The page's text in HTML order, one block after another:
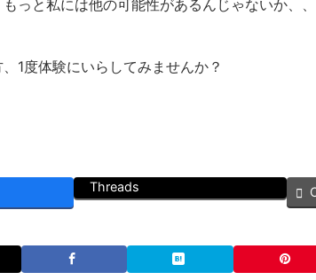
っと私には他の可能性があるんじゃないか、、
1度体験にいらしてみませんか？
Threads